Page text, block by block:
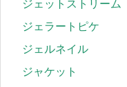
ジェットストリーム
ジェラートピケ
ジェルネイル
ジャケット